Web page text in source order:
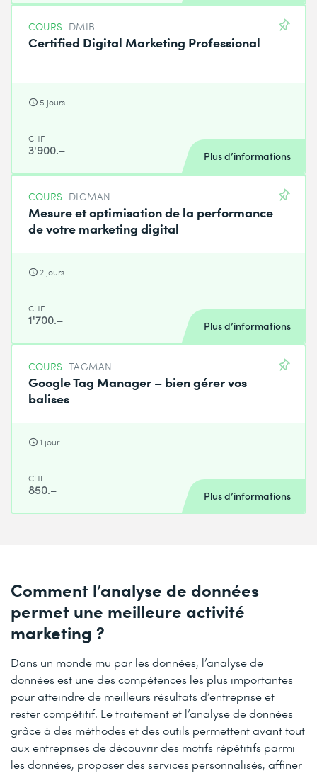
COURS DMIB
Certified Digital Marketing Professional
5 jours
CHF
3'900.– Plus d’informations
COURS DIGMAN
Mesure et optimisation de la performance
de votre marketing digital
2 jours
CHF
1'700.– Plus d’informations
COURS TAGMAN
Google Tag Manager – bien gérer vos
balises
1 jour
CHF
850.– Plus d’informations
Comment l’analyse de données
permet une meilleure activité
marketing ?
Dans un monde mu par les données, l’analyse de
données est une des compétences les plus importantes
pour atteindre de meilleurs résultats d’entreprise et
rester compétitif. Le traitement et l’analyse de données
grâce à des méthodes et des outils permettent avant tout
aux entreprises de découvrir des motifs répétitifs parmi
les données, proposer des services personnalisés, affiner